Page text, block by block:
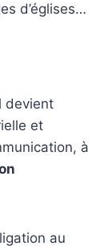
d’églises…
devient
et
à
au